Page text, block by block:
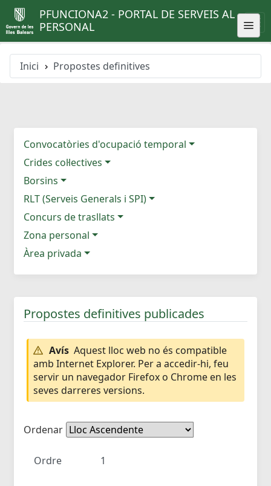
PFUNCIONA2 - PORTAL DE SERVEIS AL
PERSONAL
Inici Propostes definitives
Convocatòries d'ocupació temporal
Crides col·lectives
Borsins
RLT (Serveis Generals i SPI)
Concurs de trasllats
Zona personal
Àrea privada
Propostes definitives publicades
Avís Aquest lloc web no és compatible
amb Internet Explorer. Per a accedir-hi, feu
servir un navegador Firefox o Chrome en les
seves darreres versions.
Ordenar
Ordre 1